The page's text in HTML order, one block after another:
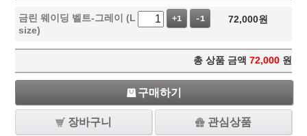
금린 웨이딩 벨트-그레이 (L
size)
+1 -1 72,000원
총 상품 금액 72,000 원
구매하기
장바구니 관심상품